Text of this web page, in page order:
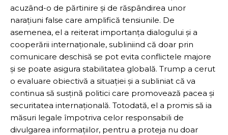
acuzând-o de părtinire și de răspândirea unor
narațiuni false care amplifică tensiunile. De
asemenea, el a reiterat importanța dialogului și a
cooperării internaționale, subliniind că doar prin
comunicare deschisă se pot evita conflictele majore
și se poate asigura stabilitatea globală. Trump a cerut
o evaluare obiectivă a situației și a subliniat că va
continua să susțină politici care promovează pacea și
securitatea internațională. Totodată, el a promis să ia
măsuri legale împotriva celor responsabili de
divulgarea informațiilor, pentru a proteja nu doar